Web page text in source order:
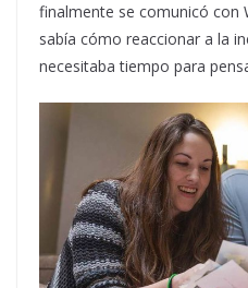
finalmente se comunicó con
sabía cómo reaccionar a la
necesitaba tiempo para